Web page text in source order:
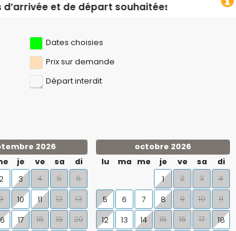
souhaitées !
Dates choisies
Prix ​​sur demande
Départ interdit
2026
je ve sa
di
2 3 4 5
6
10 11 12
13
17 18 19
20
octobre 2026
lu
ma me je ve sa
di
1
2 3 4
5 6 7 8 9 10 11
12 13 14 15 16 17
18